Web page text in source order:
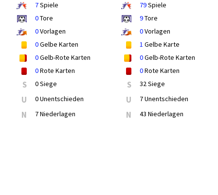
7Spiele
0Tore
0Vorlagen
0Gelbe Karten
0Gelb-Rote Karten
0Rote Karten
S 0 Siege
U 0 Unentschieden
N 7 Niederlagen
79Spiele
9Tore
0Vorlagen
1 Gelbe Karte
0Gelb-Rote Karten
0Rote Karten
S 32 Siege
U 7 Unentschieden
N 43 Niederlagen